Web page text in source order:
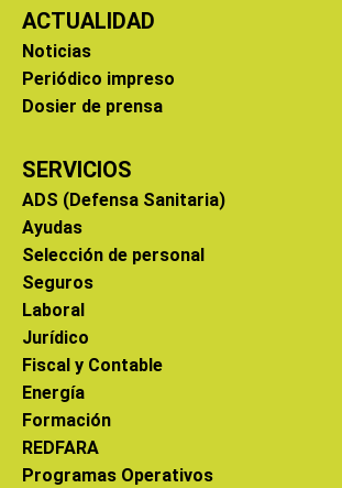
ACTUALIDAD
Noticias
Periódico impreso
Dosier de prensa
SERVICIOS
ADS (Defensa Sanitaria)
Ayudas
Selección de personal
Seguros
Laboral
Jurídico
Fiscal y Contable
Energía
Formación
REDFARA
Programas Operativos